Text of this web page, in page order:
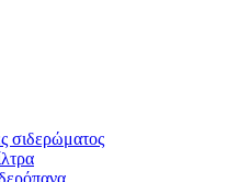
σιδερώματος